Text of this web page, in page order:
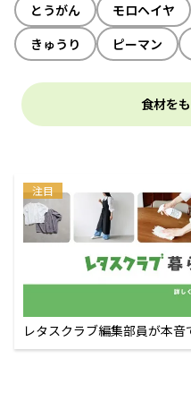
とうがん モロヘイヤ
きゅうり
ピーマン
食材を
注目
レタスクラブ編集部員が本音